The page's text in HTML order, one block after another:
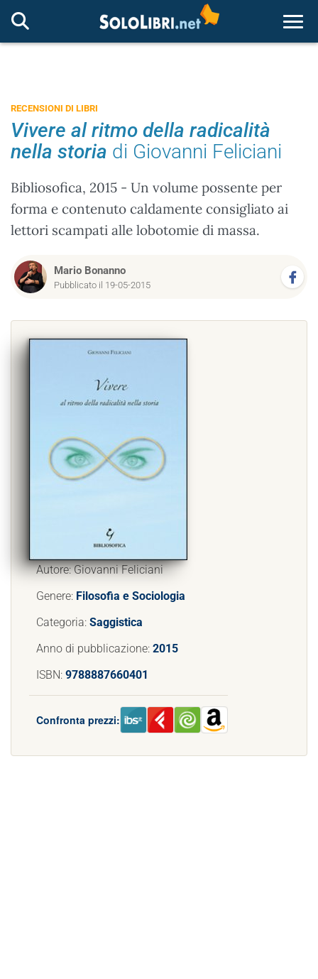
RECENSIONI DI LIBRI
Vivere al ritmo della radicalità
nella storia di Giovanni Feliciani
Bibliosofica, 2015 - Un volume possente per
forma e contenuto caldamente consigliato ai
lettori scampati alle lobotomie di massa.
Mario Bonanno
Pubblicato il 19-05-2015
Autore: Giovanni Feliciani
Genere: Filosofia e Sociologia
Categoria: Saggistica
Anno di pubblicazione: 2015
ISBN: 9788887660401
Confronta prezzi: